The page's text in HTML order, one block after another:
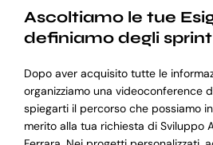
Ascoltiamo le tue
definiamo degli sprint
Dopo aver acquisito tutte le
organizziamo una videoconference
spiegarti il percorso che possiamo
merito alla tua richiesta di Sviluppo